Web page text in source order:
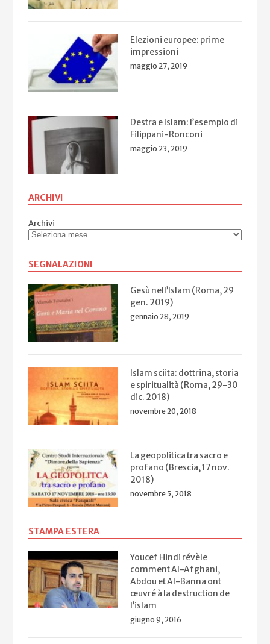
Elezioni europee: prime
impressioni
maggio 27, 2019
Destra e Islam: l’esempio di
Filippani-Ronconi
maggio 23, 2019
ARCHIVI
Archivi
SEGNALAZIONI
Gesù nell’Islam (Roma, 29
gen. 2019)
gennaio 28, 2019
Islam sciita: dottrina, storia
e spiritualità (Roma, 29-30
dic. 2018)
novembre 20, 2018
La geopolitica tra sacro e
profano (Brescia, 17 nov.
2018)
novembre 5, 2018
STAMPA ESTERA
Youcef Hindi révèle
comment Al-Afghani,
Abdou et Al-Banna ont
œuvré à la destruction de
l’islam
giugno 9, 2016